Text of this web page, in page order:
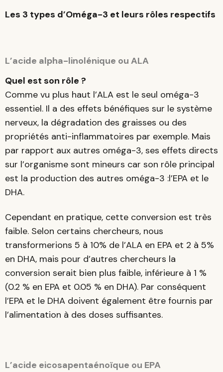
Les 3 types d’Oméga-3 et leurs rôles respectifs
L’acide alpha-linolénique ou ALA
Quel est son rôle ?
Comme vu plus haut l’ALA est le seul oméga-3
essentiel. Il a des effets bénéfiques sur le système
nerveux, la dégradation des graisses ou des
propriétés anti-inflammatoires par exemple. Mais
par rapport aux autres oméga-3, ses effets directs
sur l’organisme sont mineurs car son rôle principal
est la production des autres oméga-3 :l’EPA et le
DHA.
Cependant en pratique, cette conversion est très
faible. Selon certains chercheurs, nous
transformerions 5 à 10% de l’ALA en EPA et 2 à 5%
en DHA, mais pour d’autres chercheurs la
conversion serait bien plus faible, inférieure à 1 %
(0.2 % en EPA et 0.05 % en DHA). Par conséquent
l’EPA et le DHA doivent également être fournis par
l’alimentation à des doses suffisantes.
L’acide eicosapentaénoïque ou EPA